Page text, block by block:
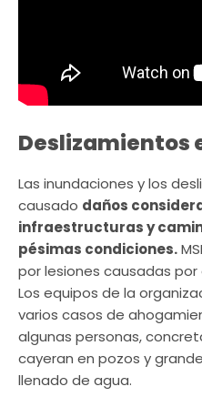
Deslizamientos
Las inundaciones y los
causado daños
infraestructuras y
pésimas condiciones.
por lesiones causadas
Los equipos de la
varios casos de
algunas personas,
cayeran en pozos y
llenado de agua.